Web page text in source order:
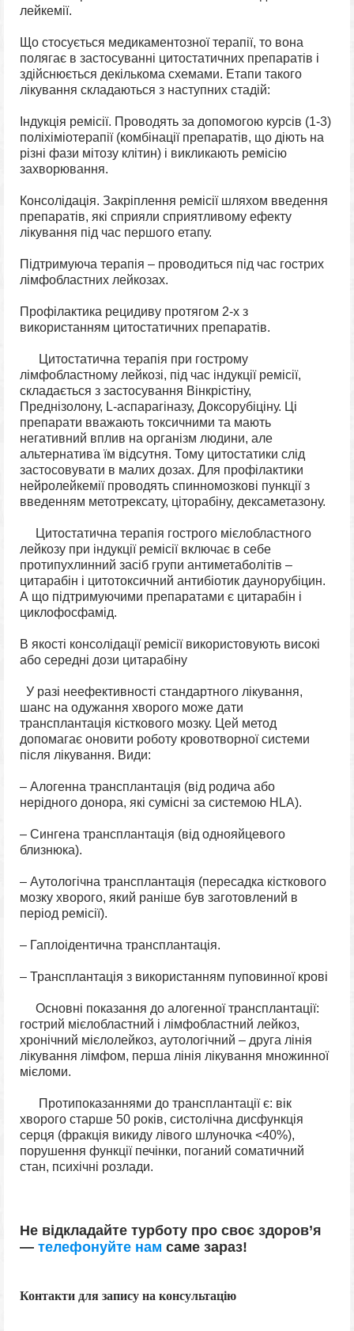
лейкемії.
Що стосується медикаментозної терапії, то вона
полягає в застосуванні цитостатичних препаратів і
здійснюється декількома схемами. Етапи такого
лікування складаються з наступних стадій:
Індукція ремісії. Проводять за допомогою курсів (1-3)
поліхіміотерапії (комбінації препаратів, що діють на
різні фази мітозу клітин) і викликають ремісію
захворювання.
Консолідація. Закріплення ремісії шляхом введення
препаратів, які сприяли сприятливому ефекту
лікування під час першого етапу.
Підтримуюча терапія – проводиться під час гострих
лімфобластних лейкозах.
Профілактика рецидиву протягом 2-х з
використанням цитостатичних препаратів.
Цитостатична терапія при гострому
лімфобластному лейкозі, під час індукції ремісії,
складається з застосування Вінкрістіну,
Преднізолону, L-аспарагіназу, Доксорубіціну. Ці
препарати вважають токсичними та мають
негативний вплив на організм людини, але
альтернатива їм відсутня. Тому цитостатики слід
застосовувати в малих дозах. Для профілактики
нейролейкемії проводять спинномозкові пункції з
введенням метотрексату, ціторабіну, дексаметазону.
Цитостатична терапія гострого мієлобластного
лейкозу при індукції ремісії включає в себе
протипухлинний засіб групи антиметаболітів –
цитарабін і цитотоксичний антибіотик даунорубіцин.
А що підтримуючими препаратами є цитарабін і
циклофосфамід.
В якості консолідації ремісії використовують високі
або середні дози цитарабіну
У разі неефективності стандартного лікування,
шанс на одужання хворого може дати
трансплантація кісткового мозку. Цей метод
допомагає оновити роботу кровотворної системи
після лікування. Види:
– Алогенна трансплантація (від родича або
нерідного донора, які сумісні за системою HLA).
– Сингена трансплантація (від однояйцевого
близнюка).
– Аутологічна трансплантація (пересадка кісткового
мозку хворого, який раніше був заготовлений в
період ремісії).
– Гаплоідентична трансплантація.
– Трансплантація з використанням пуповинної крові
Основні показання до алогенної трансплантації:
гострий мієлобластний і лімфобластний лейкоз,
хронічний мієлолейкоз, аутологічний – друга лінія
лікування лімфом, перша лінія лікування множинної
мієломи.
Протипоказаннями до трансплантації є: вік
хворого старше 50 років, систолічна дисфункція
серця (фракція викиду лівого шлуночка <40%),
порушення функції печінки, поганий соматичний
стан, психічні розлади.
Не відкладайте турботу про своє здоров’я
— телефонуйте нам саме зараз!
Контакти для запису на консультацію